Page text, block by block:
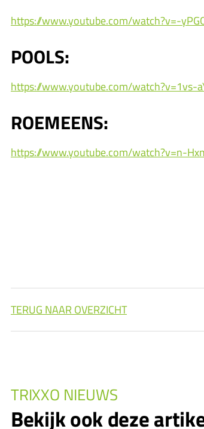
https://www.youtube.com/watch?v=-
POOLS:
https://www.youtube.com/watch?v=1vs-
ROEMEENS:
https://www.youtube.com/watch?v=n-
TERUG NAAR OVERZICHT
TRIXXO NIEUWS
Bekijk ook deze